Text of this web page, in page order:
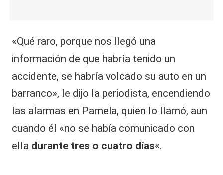
«Qué raro, porque nos llegó una
información de que habría tenido un
accidente, se habría volcado su auto en un
barranco», le dijo la periodista, encendiendo
las alarmas en Pamela, quien lo llamó, aun
cuando él «no se había comunicado con
ella durante tres o cuatro días«.